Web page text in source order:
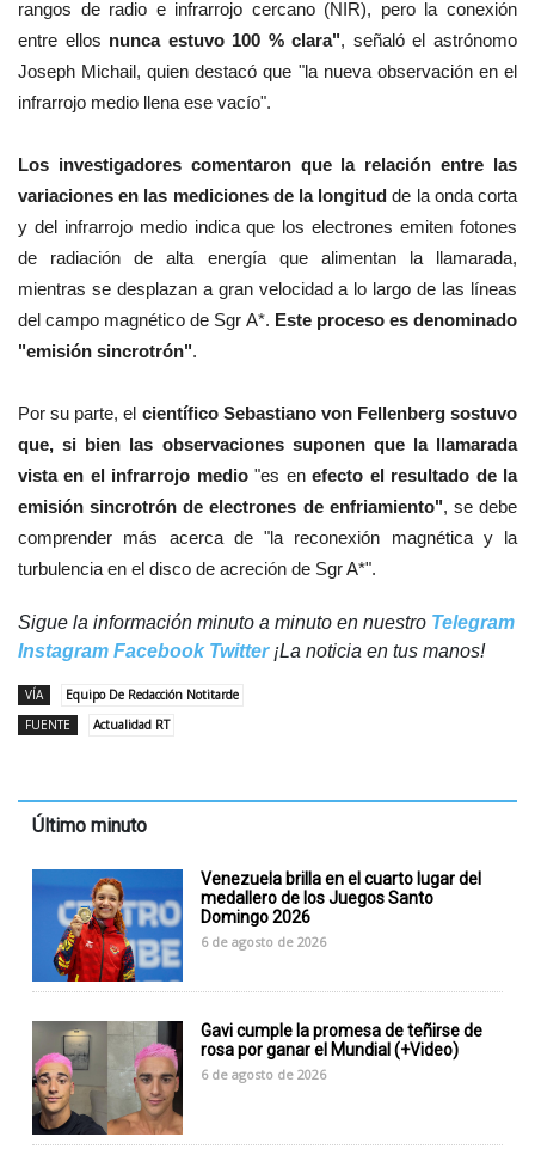
rangos de radio e infrarrojo cercano (NIR), pero la conexión
entre ellos nunca estuvo 100 % clara", señaló el astrónomo
Joseph Michail, quien destacó que "la nueva observación en el
infrarrojo medio llena ese vacío".
Los investigadores comentaron que la relación entre las
variaciones en las mediciones de la longitudde la onda corta
y del infrarrojo medio indica que los electrones emiten fotones
de radiación de alta energía que alimentan la llamarada,
mientras se desplazan a gran velocidad a lo largo de las líneas
del campo magnético de Sgr A*. Este proceso es denominado
"emisión sincrotrón".
Por su parte, el científico Sebastiano von Fellenberg sostuvo
que, si bien las observaciones suponen que la llamarada
vista en el infrarrojo medio"es enefecto el resultado de la
emisión sincrotrón de electrones de enfriamiento", se debe
comprender más acerca de "la reconexión magnética y la
turbulencia en el disco de acreción de Sgr A*".
Sigue la información minuto a minuto en nuestro Telegram
Instagram Facebook Twitter¡La noticia en tus manos!
VÍA
Equipo De Redacción Notitarde
FUENTE
Actualidad RT
Último minuto
Venezuela brilla en el cuarto lugar del
medallero de los Juegos Santo
Domingo 2026
6 de agosto de 2026
Gavi cumple la promesa de teñirse de
rosa por ganar el Mundial (+Video)
6 de agosto de 2026